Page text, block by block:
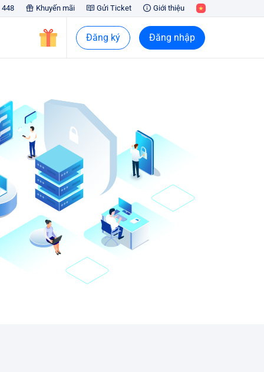
448 Khuyến mãi Gửi Ticket Giới thiệu
Đăng ký Đăng nhập